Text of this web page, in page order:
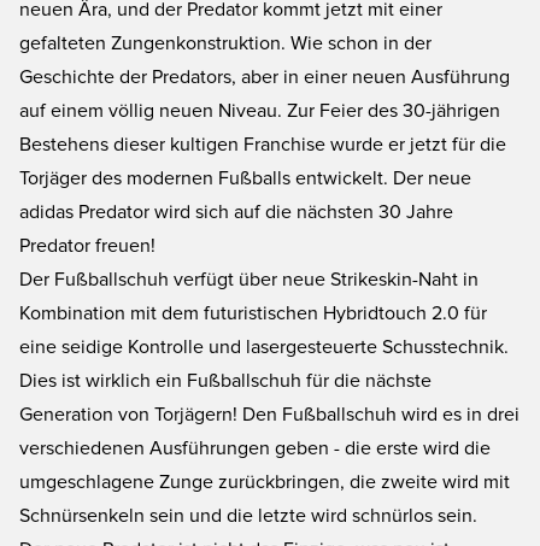
neuen Ära, und der Predator kommt jetzt mit einer
gefalteten Zungenkonstruktion. Wie schon in der
Geschichte der Predators, aber in einer neuen Ausführung
auf einem völlig neuen Niveau. Zur Feier des 30-jährigen
Bestehens dieser kultigen Franchise wurde er jetzt für die
Torjäger des modernen Fußballs entwickelt. Der neue
adidas Predator wird sich auf die nächsten 30 Jahre
Predator freuen!
Der Fußballschuh verfügt über neue Strikeskin-Naht in
Kombination mit dem futuristischen Hybridtouch 2.0 für
eine seidige Kontrolle und lasergesteuerte Schusstechnik.
Dies ist wirklich ein Fußballschuh für die nächste
Generation von Torjägern! Den Fußballschuh wird es in drei
verschiedenen Ausführungen geben - die erste wird die
umgeschlagene Zunge zurückbringen, die zweite wird mit
Schnürsenkeln sein und die letzte wird schnürlos sein.